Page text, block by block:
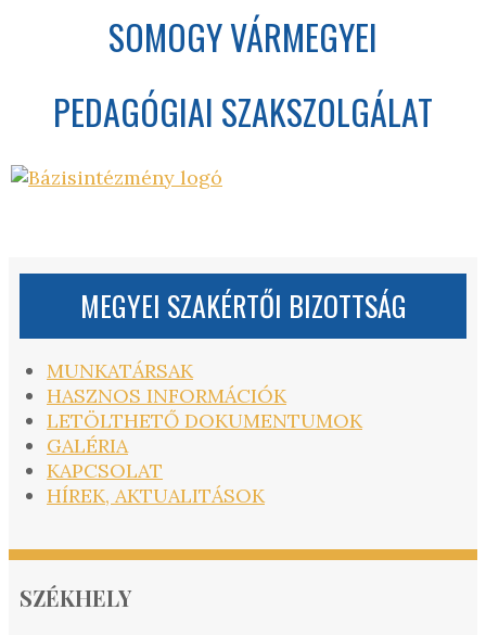
SOMOGY VÁRMEGYEI
PEDAGÓGIAI SZAKSZOLGÁLAT
MEGYEI SZAKÉRTŐI BIZOTTSÁG
MUNKATÁRSAK
HASZNOS INFORMÁCIÓK
LETÖLTHETŐ DOKUMENTUMOK
GALÉRIA
KAPCSOLAT
HÍREK, AKTUALITÁSOK
SZÉKHELY